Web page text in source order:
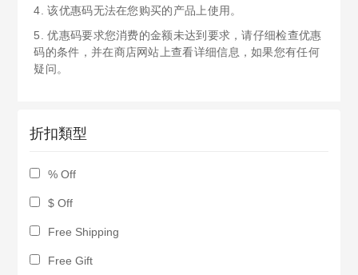
4. 该优惠码无法在您购买的产品上使用。
5. 优惠码要求您消费的金额未达到要求，请仔细检查优惠
码的条件，并在商店网站上查看详细信息，如果您有任何
疑问。
折扣類型
% Off
$ Off
Free Shipping
Free Gift